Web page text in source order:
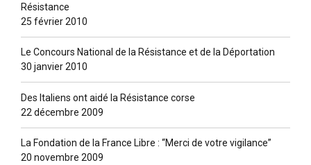
Résistance
25 février 2010
Le Concours National de la Résistance et de la Déportation
30 janvier 2010
Des Italiens ont aidé la Résistance corse
22 décembre 2009
La Fondation de la France Libre : “Merci de votre vigilance”
20 novembre 2009